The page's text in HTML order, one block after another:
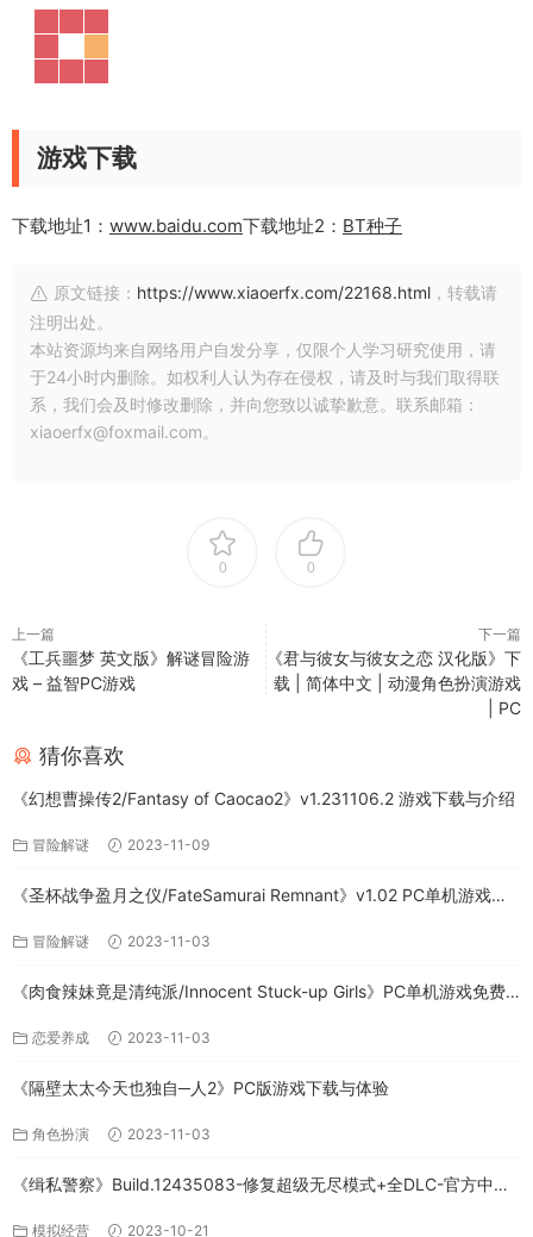
游戏下载
下载地址1： www.baidu.com下载地址2： BT种子
原文链接： https://www.xiaoerfx.com/22168.html ，转载请
注明出处。
本站资源均来自网络用户自发分享，仅限个人学习研究使用，请
于24小时内删除。如权利人认为存在侵权，请及时与我们取得联
系，我们会及时修改删除，并向您致以诚挚歉意。联系邮箱：
xiaoerfx@foxmail.com。
0 0
上一篇
《工兵噩梦 英文版》解谜冒险游
戏 – 益智PC游戏
下一篇
《君与彼女与彼女之恋 汉化版》下
载 | 简体中文 | 动漫角色扮演游戏
| PC
猜你喜欢
《幻想曹操传2/Fantasy of Caocao2》v1.231106.2 游戏下载与介绍
冒险解谜 2023-11-09
《圣杯战争盈月之仪/FateSamurai Remnant》v1.02 PC单机游戏下
冒险解谜 2023-11-03
《肉食辣妹竟是清纯派/Innocent Stuck-up Girls》PC单机游戏免费
恋爱养成 2023-11-03
《隔壁太太今天也独自─人2》PC版游戏下载与体验
角色扮演 2023-11-03
《缉私警察》Build.12435083-修复超级无尽模式+全DLC-官方中文-
模拟经营 2023-10-21